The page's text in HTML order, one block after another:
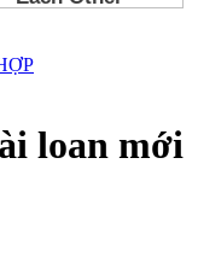
loan mới